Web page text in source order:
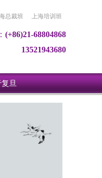
海总裁班 上海培训班
(+86)21-68804868
13521943680
复旦